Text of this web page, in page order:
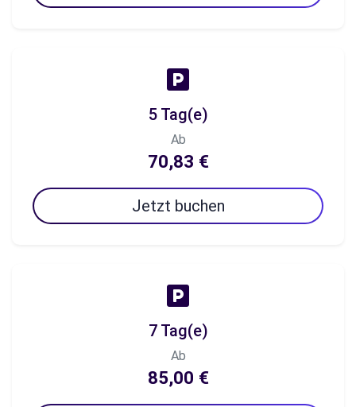
5 Tag(e)
Ab
70,83 €
Jetzt buchen
7 Tag(e)
Ab
85,00 €